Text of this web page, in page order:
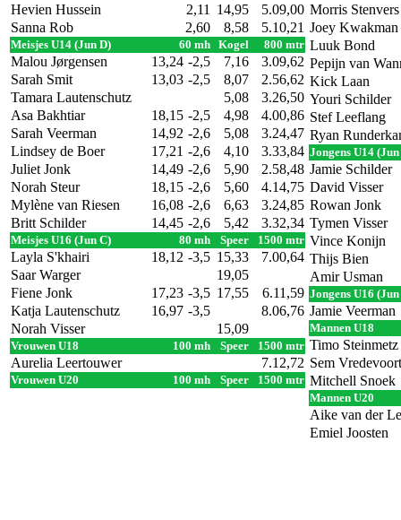
Hevien Hussein
2,11 14,95
5.09,00
Sanna Rob
2,60 8,58 5.10,21
Meisjes U14 (Jun D) 60 mh Kogel 800 mtr
Malou Jørgensen 13,24 -2,5 7,16
3.09,62
Sarah Smit
13,03 -2,5 8,07
2.56,62
Tamara Lautenschutz
5,08
3.26,50
Asa Bakhtiar
18,15 -2,5 4,98
4.00,86
Sarah Veerman
14,92 -2,6 5,08
3.24,47
Lindsey de Boer
17,21 -2,6 4,10
3.33,84
Juliet Jonk
14,49 -2,6 5,90
2.58,48
Norah Steur
18,15 -2,6 5,60
4.14,75
Mylène van Riesen
16,08 -2,6 6,63
3.24,85
Britt Schilder
14,45 -2,6 5,42 3.32,34
Meisjes U16 (Jun C) 80 mh Speer 1500 mtr
Layla S'khairi 18,12 -3,5 15,33
7.00,64
Saar Warger
19,05
Fiene Jonk
17,23 -3,5 17,55
6.11,59
Katja Lautenschutz
16,97 -3,5
8.06,76
Norah Visser
15,09
Vrouwen U18 100 mh Speer 1500 mtr
Aurelia Leertouwer 7.12,72
Vrouwen U20 100 mh Speer 1500 mtr
Morris Stenvers
Joey Kwakman
Luuk Bond
Pepijn van
Kick Laan
Youri Schilder
Stef Leeflang
Ryan
Jongens U14
Jamie Schilder
David Visser
Rowan Jonk
Tymen Visser
Vince Konijn
Thijs Bien
Amir Usman
Jongens U16
Jamie Veerman
Mannen U18
Timo Steinmetz
Sem Vredevoort
Mitchell Snoek
Mannen U20
Aike van der
Emiel Joosten